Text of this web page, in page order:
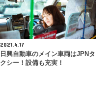
2021.4.17
日興自動車のメイン車両はJPNタ
クシー！設備も充実！